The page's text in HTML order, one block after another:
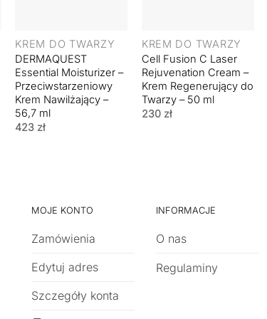
KREM DO TWARZY
DERMAQUEST
Essential Moisturizer –
Przeciwstarzeniowy
Krem Nawilżający –
56,7 ml
423 zł
KREM DO TWARZY
Cell Fusion C Laser
Rejuvenation Cream –
Krem Regenerujący do
Twarzy – 50 ml
230 zł
MOJE KONTO
Zamówienia
Edytuj adres
Szczegóły konta
INFORMACJE
O nas
Regulaminy